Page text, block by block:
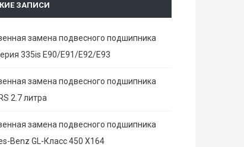
ЗАПИСИ
замена подвесного подшипника
335is E90/E91/E92/E93
замена подвесного подшипника
2.7 литра
замена подвесного подшипника
Benz GL-Класс 450 X164